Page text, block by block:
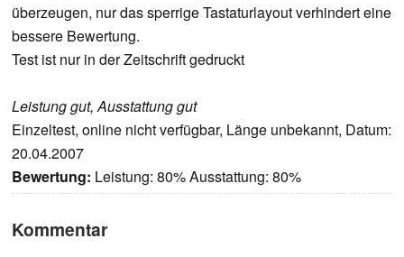
überzeugen, nur das sperrige Tastaturlayout verhindert eine
bessere Bewertung.
Test ist nur in der Zeitschrift gedruckt
Leistung gut, Ausstattung gut
Einzeltest, online nicht verfügbar, Länge unbekannt, Datum:
20.04.2007
Bewertung: Leistung: 80% Ausstattung: 80%
Kommentar